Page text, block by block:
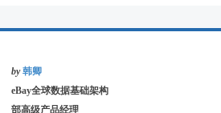
by 韩卿
eBay全球数据基础架构
部高级产品经理